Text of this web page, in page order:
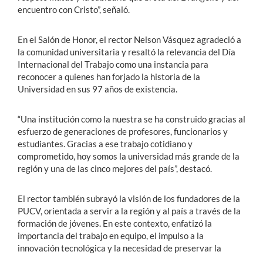
encuentro con Cristo”, señaló.
En el Salón de Honor, el rector Nelson Vásquez agradeció a
la comunidad universitaria y resaltó la relevancia del Día
Internacional del Trabajo como una instancia para
reconocer a quienes han forjado la historia de la
Universidad en sus 97 años de existencia.
“Una institución como la nuestra se ha construido gracias al
esfuerzo de generaciones de profesores, funcionarios y
estudiantes. Gracias a ese trabajo cotidiano y
comprometido, hoy somos la universidad más grande de la
región y una de las cinco mejores del país”, destacó.
El rector también subrayó la visión de los fundadores de la
PUCV, orientada a servir a la región y al país a través de la
formación de jóvenes. En este contexto, enfatizó la
importancia del trabajo en equipo, el impulso a la
innovación tecnológica y la necesidad de preservar la